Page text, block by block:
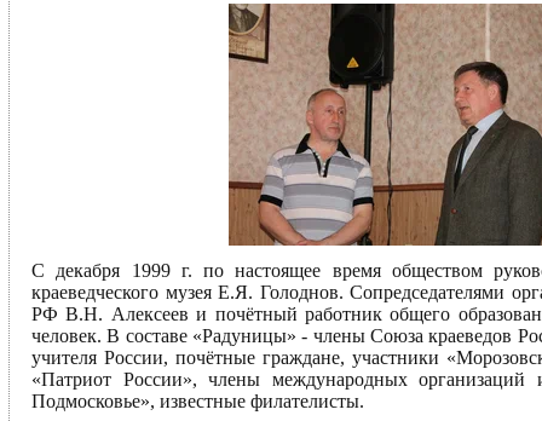
С декабря 1999 г. по настоящее время обществом
краеведческого музея Е.Я. Голоднов. Сопредседателями
РФ В.Н. Алексеев и почётный работник общего
человек. В составе «Радуницы» - члены Союза краеведов
учителя России, почётные граждане, участники
«Патриот России», члены международных
Подмосковье», известные филателисты.